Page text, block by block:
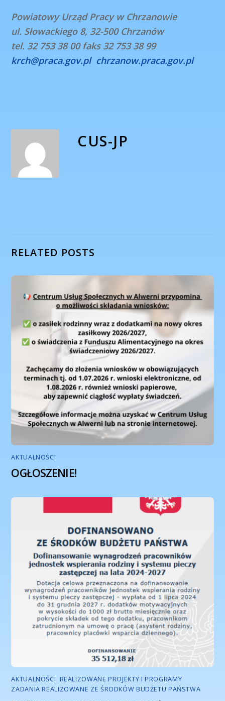
Powiatowy Urząd Pracy w Chrzanowie
ul. Słowackiego 8, 32-500 Chrzanów
tel. 32 753 38 00 faks 32 753 38 99
krch@praca.gov.pl chrzanow.praca.gov.pl
CUS-JP
RELATED POSTS
AKTUALNOŚCI
OGŁOSZENIE!
AKTUALNOŚCI REALIZOWANE PROJEKTY I PROGRAMY
ZADANIA REALIZOWANE ZE ŚRODKÓW BUDŻETU PAŃSTWA